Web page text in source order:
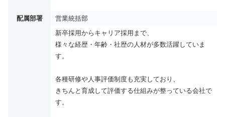
配属部署 営業統括部
新卒採用からキャリア採用まで、
様々な経歴・年齢・社歴の人材が多数活躍していま
す。
各種研修や人事評価制度も充実しており、
きちんと育成して評価する仕組みが整っている会社で
す。